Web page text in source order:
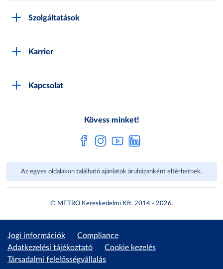
Szolgáltatások
Karrier
Kapcsolat
Kövess minket!
Az egyes oldalakon található ajánlatok áruházanként eltérhetnek.
© METRO Kereskedelmi Kft. 2014 - 2026.
Jogi információk
Compliance
Adatkezelési tájékoztató
Cookie kezelés
Társadalmi felelősségvállalás